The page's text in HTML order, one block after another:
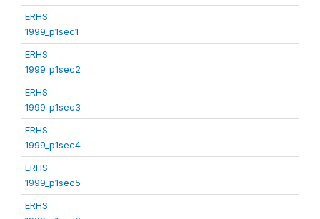
ERHS
1999_p1sec1
ERHS
1999_p1sec2
ERHS
1999_p1sec3
ERHS
1999_p1sec4
ERHS
1999_p1sec5
ERHS